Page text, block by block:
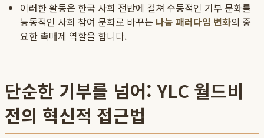
이러한 활동은 한국 사회 전반에 걸쳐 수동적인 기부 문화를
능동적인 사회 참여 문화로 바꾸는 나눔 패러다임 변화의 중
요한 촉매제 역할을 합니다.
단순한 기부를 넘어: YLC 월드비
전의 혁신적 접근법